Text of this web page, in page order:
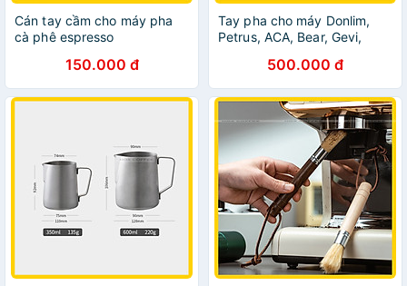
Cán tay cầm cho máy pha
cà phê espresso
150.000 đ
Tay pha cho máy Donlim,
Petrus, ACA, Bear, Gevi,
size 51mm for espresso
machine
500.000 đ